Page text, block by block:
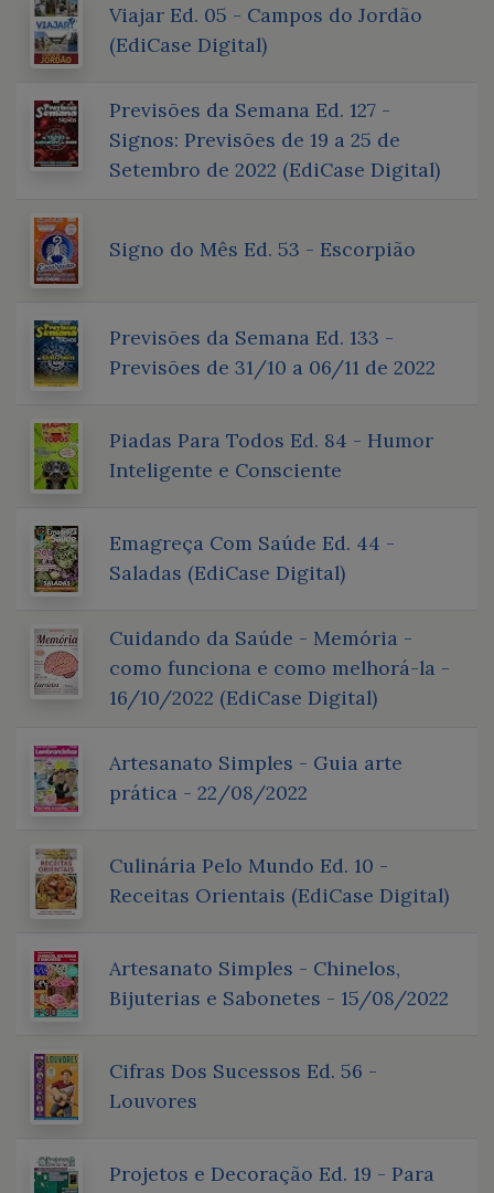
Viajar Ed. 05 - Campos do Jordão
(EdiCase Digital)
Previsões da Semana Ed. 127 -
Signos: Previsões de 19 a 25 de
Setembro de 2022 (EdiCase Digital)
Signo do Mês Ed. 53 - Escorpião
Previsões da Semana Ed. 133 -
Previsões de 31/10 a 06/11 de 2022
Piadas Para Todos Ed. 84 - Humor
Inteligente e Consciente
Emagreça Com Saúde Ed. 44 -
Saladas (EdiCase Digital)
Cuidando da Saúde - Memória -
como funciona e como melhorá-la -
16/10/2022 (EdiCase Digital)
Artesanato Simples - Guia arte
prática - 22/08/2022
Culinária Pelo Mundo Ed. 10 -
Receitas Orientais (EdiCase Digital)
Artesanato Simples - Chinelos,
Bijuterias e Sabonetes - 15/08/2022
Cifras Dos Sucessos Ed. 56 -
Louvores
Projetos e Decoração Ed. 19 - Para